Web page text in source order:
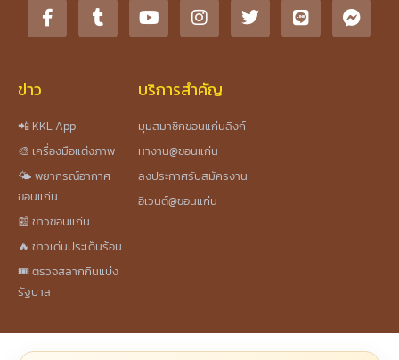
ข่าว
📲 KKL App
🎨 เครื่องมือแต่งภาพ
🌤️ พยากรณ์อากาศ
ขอนแก่น
📰 ข่าวขอนแก่น
🔥 ข่าวเด่นประเด็นร้อน
🎟️ ตรวจสลากกินแบ่ง
รัฐบาล
บริการสำคัญ
มุมสมาชิกขอนแก่นลิงก์
หางาน@ขอนแก่น
ลงประกาศรับสมัครงาน
อีเวนต์@ขอนแก่น